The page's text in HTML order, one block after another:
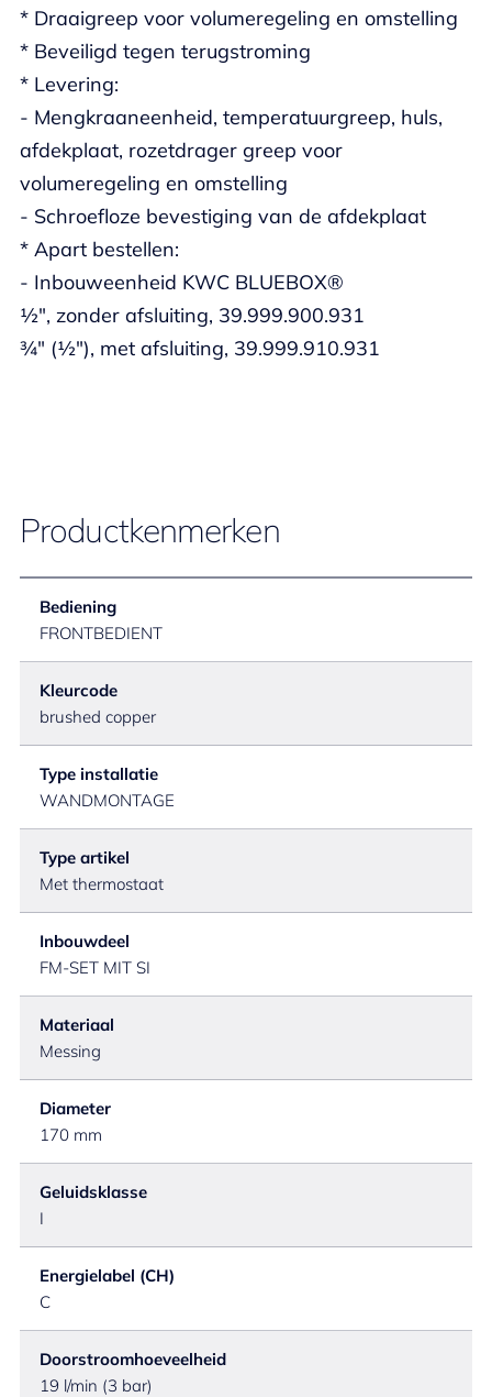
* Draaigreep voor volumeregeling en omstelling
* Beveiligd tegen terugstroming
* Levering:
- Mengkraaneenheid, temperatuurgreep, huls,
afdekplaat, rozetdrager greep voor
volumeregeling en omstelling
- Schroefloze bevestiging van de afdekplaat
* Apart bestellen:
- Inbouweenheid KWC BLUEBOX®
½", zonder afsluiting, 39.999.900.931
¾" (½"), met afsluiting, 39.999.910.931
Productkenmerken
Bediening
FRONTBEDIENT
Kleurcode
brushed copper
Type installatie
WANDMONTAGE
Type artikel
Met thermostaat
Inbouwdeel
FM-SET MIT SI
Materiaal
Messing
Diameter
170 mm
Geluidsklasse
I
Energielabel (CH)
C
Doorstroomhoeveelheid
19 l/min (3 bar)